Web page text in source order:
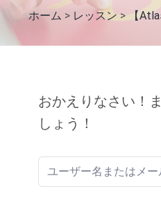
ホーム > レッスン > 【
おかえりなさい！
しょう！